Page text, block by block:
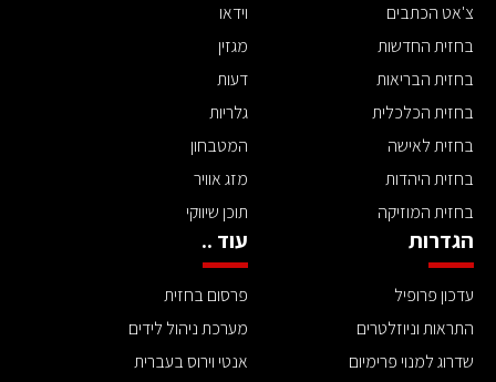
צ'אט הכתבים
בחזית החדשות
בחזית הבריאות
בחזית הכלכלית
בחזית לאישה
בחזית היהדות
בחזית המוזיקה
וידאו
מגזין
דעות
גלריות
המטבחון
מזג אוויר
תוכן שיווקי
הגדרות
עדכון פרופיל
התראות וניוזלטרים
שדרוג למנוי פרימיום
עוד ..
פרסום בחזית
מערכת ניהול לידים
אנטי וירוס בעברית